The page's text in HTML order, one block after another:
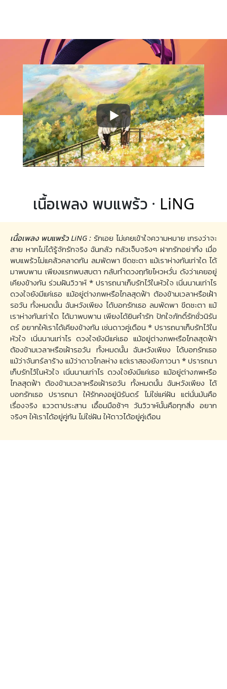
เนื้อเพลง พบแพร้ว · LiNG
เนื้อเพลง พบแพร้ว LiNG :รักเอย ไม่เคยเข้าใจความหมาย เกรงว่าจะ
สาย หากไม่ได้รู้จักรักจริง ฉันกลัว กลัวเจ็บจริงๆ ฝากรักอย่าทิ้ง เมื่อ
พบแพร้วไม่แคล้วคลาดกัน ลมพัดพา ขีดชะตา แม้เราห่างกันเท่าใด ได้
มาพบพาน เพียงแรกพบสบตา กลับทำดวงฤทัยไหวหวั่น ดังว่าเคยอยู่
เคียงข้างกัน ร่วมฝันวิวาห์ * ปรารถนาเก็บรักไว้ในหัวใจ เนิ่นนานเท่าไร
ดวงใจยังมีแค่เธอ แม้อยู่ต่างภพหรือไกลสุดฟ้า ต้องข้ามเวลาหรือเฝ้า
รอวัน ทั้งหมดนั้น ฉันหวังเพียง ได้บอกรักเธอ ลมพัดพา ขีดชะตา แม้
เราห่างกันเท่าใด ได้มาพบพาน เพียงได้ยินคำรัก ปักใจภักดิ์รักชั่วนิรัน
ดร์ อยากให้เราได้เคียงข้างกัน เช่นดาวคู่เดือน * ปรารถนาเก็บรักไว้ใน
หัวใจ เนิ่นนานเท่าไร ดวงใจยังมีแค่เธอ แม้อยู่ต่างภพหรือไกลสุดฟ้า
ต้องข้ามเวลาหรือเฝ้ารอวัน ทั้งหมดนั้น ฉันหวังเพียง ได้บอกรักเธอ
แม้ว่าจันทร์ลาร้าง แม้ว่าดาวไกลห่าง แต่เราสองยังภาวนา * ปรารถนา
เก็บรักไว้ในหัวใจ เนิ่นนานเท่าไร ดวงใจยังมีแค่เธอ แม้อยู่ต่างภพหรือ
ไกลสุดฟ้า ต้องข้ามเวลาหรือเฝ้ารอวัน ทั้งหมดนั้น ฉันหวังเพียง ได้
บอกรักเธอ ปรารถนา ให้รักคงอยู่นิรันดร์ ไม่ใช่แค่ฝัน แต่นั่นมันคือ
เรื่องจริง แววตาประสาน เอื้อมมือช้าๆ วันวิวาห์นั้นคือทุกสิ่ง อยาก
จริงๆ ให้เราได้อยู่คู่กัน ไม่ใช่ฝัน ให้ดาวได้อยู่คู่เดือน